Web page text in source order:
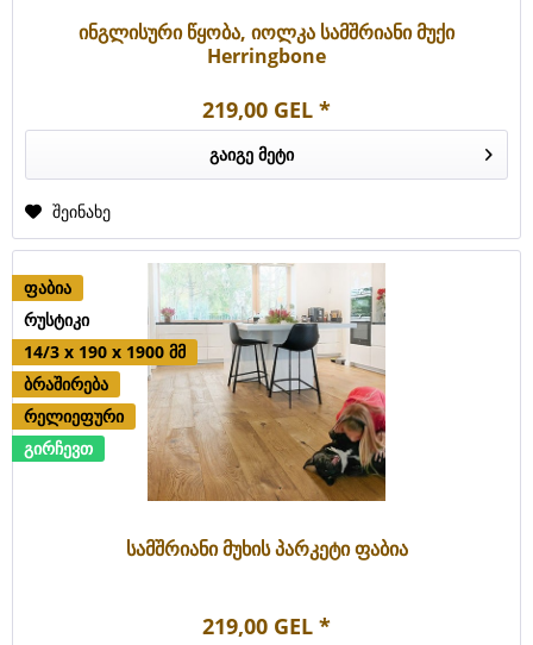
ინგლისური წყობა, იოლკა სამშრიანი მუქი
Herringbone
219,00 GEL *
გაიგე მეტი
შეინახე
ფაბია
რუსტიკი
14/3 x 190 x 1900 მმ
ბრაშირება
რელიეფური
გირჩევთ
სამშრიანი მუხის პარკეტი ფაბია
219,00 GEL *